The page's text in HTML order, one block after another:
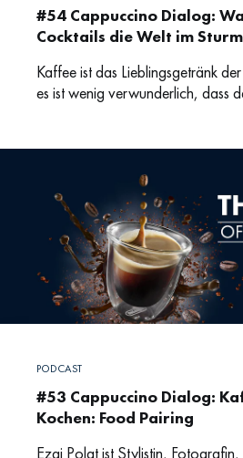
#54 Cappuccino Dialog:
Cocktails die Welt im
Kaffee ist das Lieblingsgetränk
es ist wenig verwunderlich, dass
PODCAST
#53 Cappuccino Dialog:
Kochen: Food Pairing
Ezgi Polat ist Stylistin,